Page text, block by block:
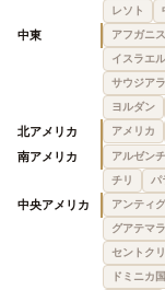
レソト
中東 アフガニ
イスラエル
サウジア
ヨルダン
北アメリカ アメリカ
南アメリカ アルゼン
チリ
パ
中央アメリカ アンティ
グアテマラ
セントク
ドミニカ国